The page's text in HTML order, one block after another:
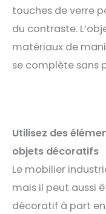
touches de verre
du contraste.
matériaux de
se complète sans
Utilisez des
objets décoratifs
Le mobilier
mais il peut aussi
décoratif à part